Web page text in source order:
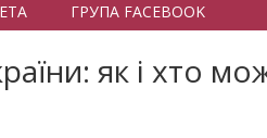
ГРУПА FACEBOOK
як і хто